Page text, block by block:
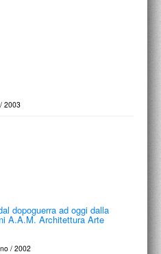
2003
dopoguerra ad oggi dalla
A.A.M. Architettura Arte
/ 2002